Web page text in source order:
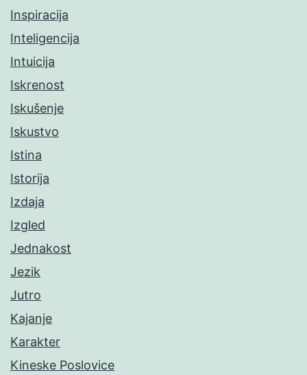
Inspiracija
Inteligencija
Intuicija
Iskrenost
Iskušenje
Iskustvo
Istina
Istorija
Izdaja
Izgled
Jednakost
Jezik
Jutro
Kajanje
Karakter
Kineske Poslovice